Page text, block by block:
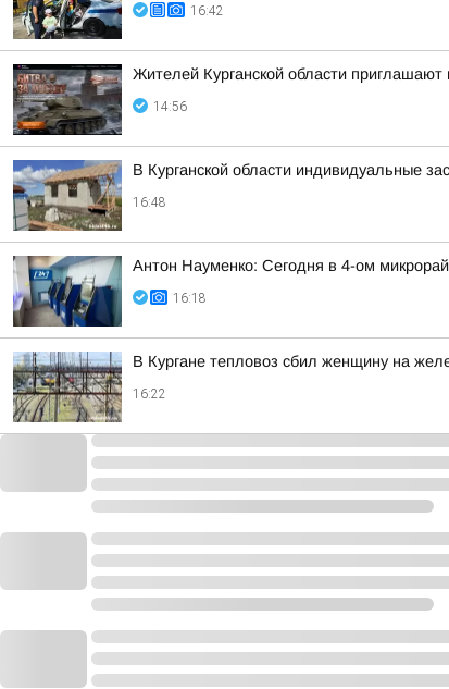
16:42
Жителей Курганской области
14:56
В Курганской области индивидуальные
16:48
Антон Науменко: Сегодня в 4-ом
16:18
В Кургане тепловоз сбил женщину на
16:22